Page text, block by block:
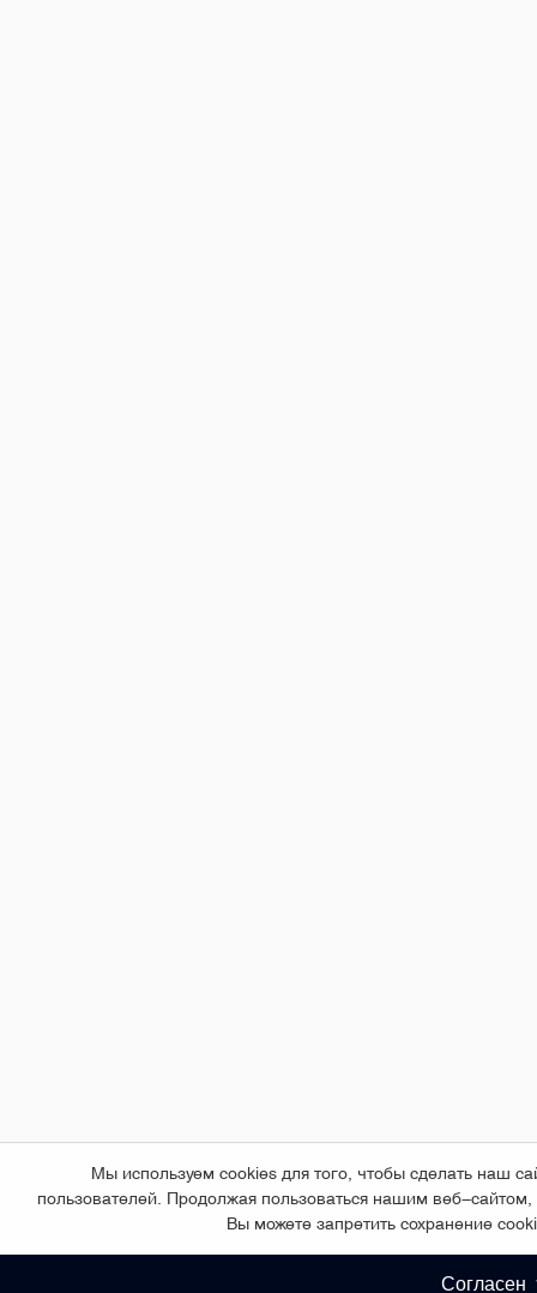
Мы используем cookies для того, чтобы сделать наш
пользователей. Продолжая пользоваться нашим веб-
Вы можете запретить сохранение
Согласен